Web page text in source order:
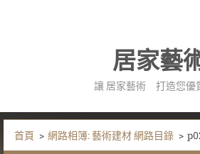
居家藝
讓 居家藝術 打造您優
首頁 > 網路相簿: 藝術建材 網路目錄 >